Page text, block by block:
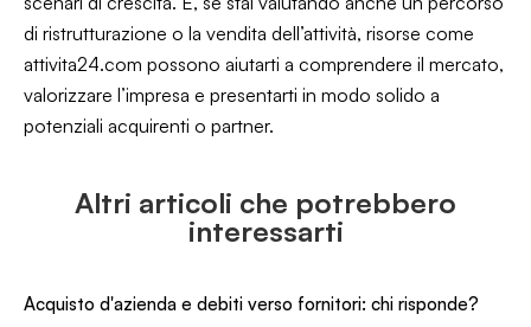
di ristrutturazione o la vendita dell’attività, risorse come
attivita24.com possono aiutarti a comprendere il mercato,
valorizzare l’impresa e presentarti in modo solido a
potenziali acquirenti o partner.
Altri articoli che potrebbero
interessarti
Acquisto d'azienda e debiti verso fornitori: chi risponde?